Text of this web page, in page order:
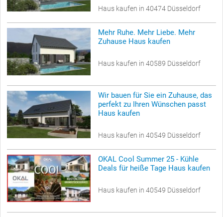
Haus kaufen in 40474 Düsseldorf
Mehr Ruhe. Mehr Liebe. Mehr
Zuhause Haus kaufen
Haus kaufen in 40589 Düsseldorf
Wir bauen für Sie ein Zuhause, das
perfekt zu Ihren Wünschen passt
Haus kaufen
Haus kaufen in 40549 Düsseldorf
OKAL Cool Summer 25 - Kühle
Deals für heiße Tage Haus kaufen
Haus kaufen in 40549 Düsseldorf